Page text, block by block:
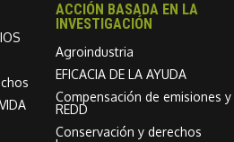
ACCIÓN BASADA EN LA
INVESTIGACIÓN
Agroindustria
EFICACIA DE LA AYUDA
Compensación de emisiones y
REDD
Conservación y derechos